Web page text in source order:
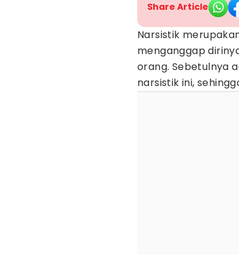
Share Article
Narsistik
menganggap
orang. Sebetulnya
narsistik ini,